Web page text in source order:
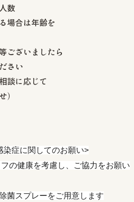
数
場合は年齢を
ございましたら
さい
談に応じて
染症に関してのお願い>
の健康を考慮し、ご協力をお願い
菌スプレーをご用意します